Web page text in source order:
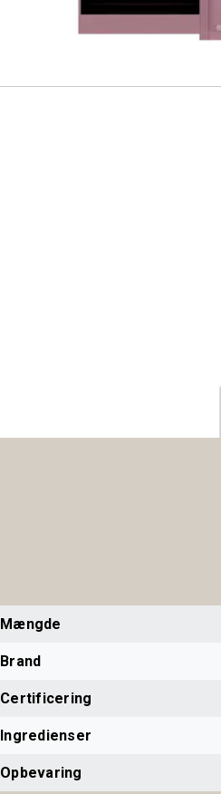
Mængde
Brand
Certificering
Ingredienser
Opbevaring